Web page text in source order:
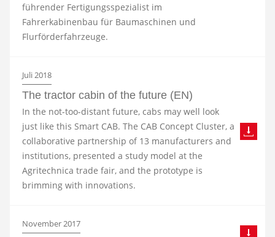
führender Fertigungsspezialist im
Fahrerkabinenbau für Baumaschinen und
Flurförderfahrzeuge.
Juli 2018
The tractor cabin of the future (EN)
In the not-too-distant future, cabs may well look
just like this Smart CAB. The CAB Concept Cluster, a
collaborative partnership of 13 manufacturers and
institutions, presented a study model at the
Agritechnica trade fair, and the prototype is
brimming with innovations.
November 2017